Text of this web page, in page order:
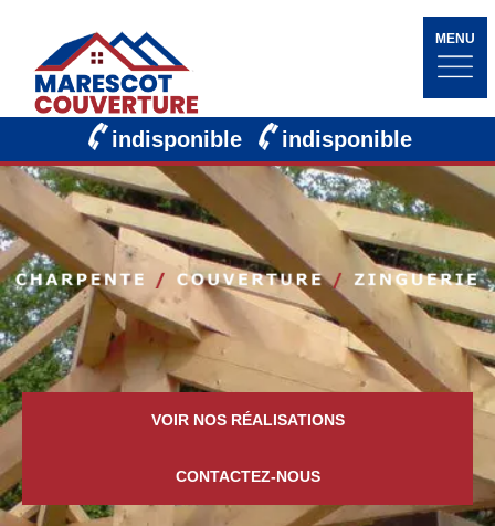
MENU
indisponible indisponible
VOIR NOS RÉALISATIONS
CONTACTEZ-NOUS